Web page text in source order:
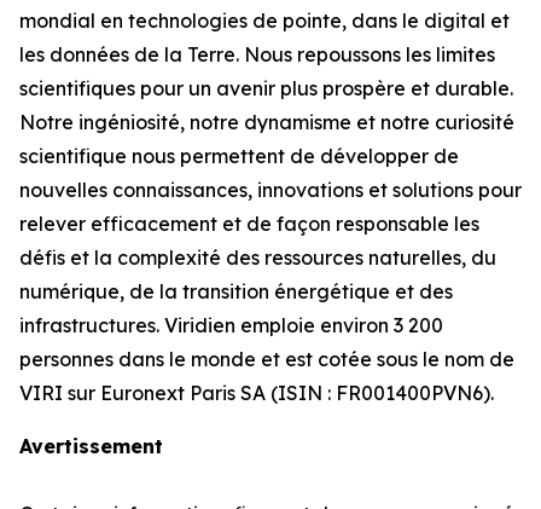
mondial en technologies de pointe, dans le digital et
les données de la Terre. Nous repoussons les limites
scientifiques pour un avenir plus prospère et durable.
Notre ingéniosité, notre dynamisme et notre curiosité
scientifique nous permettent de développer de
nouvelles connaissances, innovations et solutions pour
relever efficacement et de façon responsable les
défis et la complexité des ressources naturelles, du
numérique, de la transition énergétique et des
infrastructures. Viridien emploie environ 3 200
personnes dans le monde et est cotée sous le nom de
VIRI sur Euronext Paris SA (ISIN : FR001400PVN6).
Avertissement